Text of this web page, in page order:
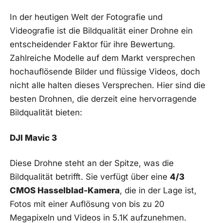
In der heutigen Welt der Fotografie und
Videografie ⁣ist die Bildqualität einer Drohne ein
entscheidender Faktor für ihre Bewertung.
‍Zahlreiche Modelle ⁣auf dem Markt versprechen⁤
hochauflösende Bilder und‌ flüssige Videos, doch
nicht ‍alle halten dieses Versprechen. Hier sind die
besten Drohnen,⁣ die derzeit eine hervorragende ​
Bildqualität bieten:
DJI Mavic 3
Diese Drohne steht ‍an⁤ der Spitze, was die
Bildqualität betrifft. Sie verfügt über ⁤eine 4/3
CMOS ​Hasselblad-Kamera, die in der⁣ Lage⁤ ist,
Fotos⁤ mit einer Auflösung von bis zu 20
Megapixeln und ‍Videos in 5.1K aufzunehmen.